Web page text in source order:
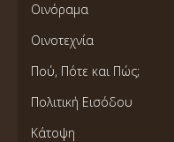
Οινόραμα
Οινοτεχνία
Πού, Πότε και Πώς;
Πολιτική Εισόδου
Κάτοψη